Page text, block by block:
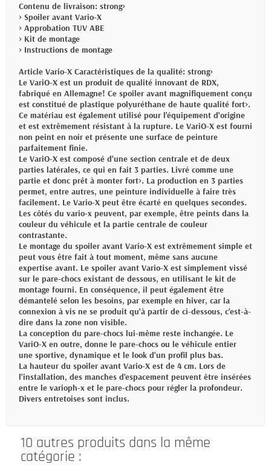
Contenu de livraison: strong>
> Spoiler avant Vario-X
> Approbation TUV ABE
> Kit de montage
> Instructions de montage
Article Vario-X Caractéristiques de la qualité: strong>
Le VariO-X est un produit de qualité innovant de RDX,
fabriqué en Allemagne! Ce spoiler avant magnifiquement conçu
est constitué de plastique polyuréthane de haute qualité fort>.
Ce matériau est également utilisé pour l'équipement d'origine
et est extrêmement résistant à la rupture. Le VariO-X est fourni
non peint en noir et présente une surface de peinture
parfaitement finie.
Le VariO-X est composé d'une section centrale et de deux
parties latérales, ce qui en fait 3 parties. Livré comme une
partie et donc prêt à monter fort>. La production en 3 parties
permet, entre autres, une peinture individuelle à faire très
facilement. Le Vario-X peut être écarté en quelques secondes.
Les côtés du vario-x peuvent, par exemple, être peints dans la
couleur du véhicule et la partie centrale de couleur
contrastante.
Le montage du spoiler avant Vario-X est extrêmement simple et
peut vous être fait à tout moment, même sans aucune
expertise avant. Le spoiler avant Vario-X est simplement vissé
sur le pare-chocs existant de dessous, en utilisant le kit de
montage fourni. En conséquence, il peut également être
démantelé selon les besoins, par exemple en hiver, car la
connexion à vis ne se produit qu'à partir de ci-dessous, c'est-à-
dire dans la zone non visible.
La conception du pare-chocs lui-même reste inchangée. Le
VariO-X en outre, donne le pare-chocs ou le véhicule entier
une sportive, dynamique et le look d'un profil plus bas.
La hauteur du spoiler avant Vario-X est de 4 cm. Lors de
l'installation, des manches d'espacement peuvent être insérées
entre le varioph-x et le pare-chocs pour régler la profondeur.
Divers entretoises sont inclus.
10 autres produits dans la même
catégorie :